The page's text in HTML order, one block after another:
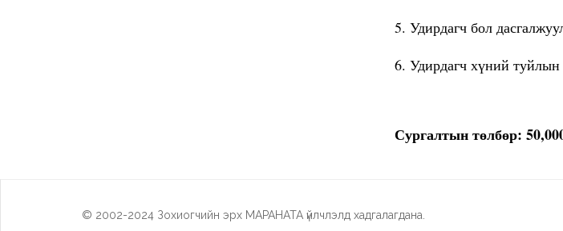
5. Удирдагч бол
6. Удирдагч хүний туйлын
Сургалтын төлбөр:
© 2002-2024 Зохиогчийн эрх МАРАНАТА үйлчлэлд хадгалагдана.